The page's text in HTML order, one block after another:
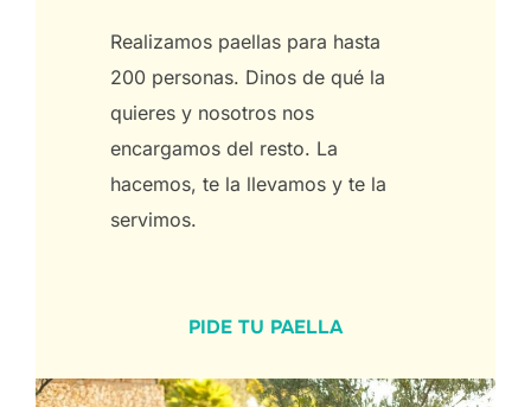
Realizamos paellas para hasta
200 personas. Dinos de qué la
quieres y nosotros nos
encargamos del resto. La
hacemos, te la llevamos y te la
servimos.
PIDE TU PAELLA